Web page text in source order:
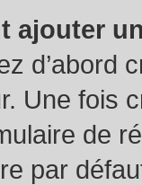
ajouter
d’abord
Une fois
de
par